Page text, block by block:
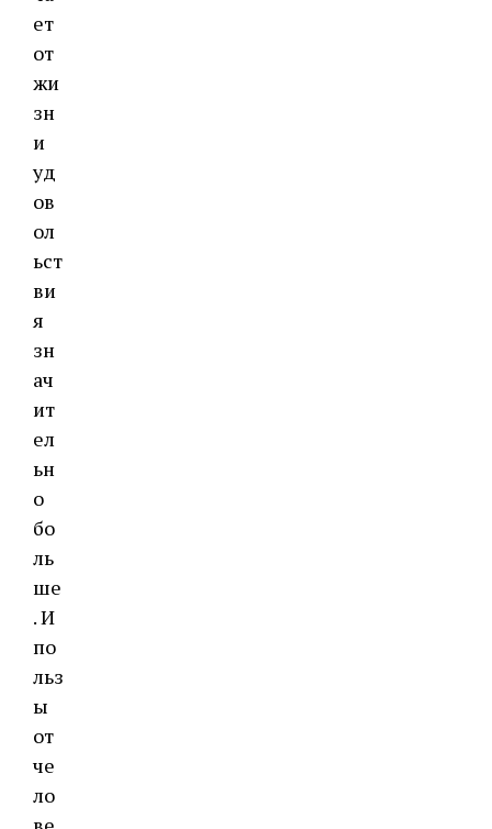
ет
от
жи
зн
и
уд
ов
ол
ьст
ви
я
зн
ач
ит
ел
ьн
о
бо
ль
ше
. И
по
льз
ы
от
че
ло